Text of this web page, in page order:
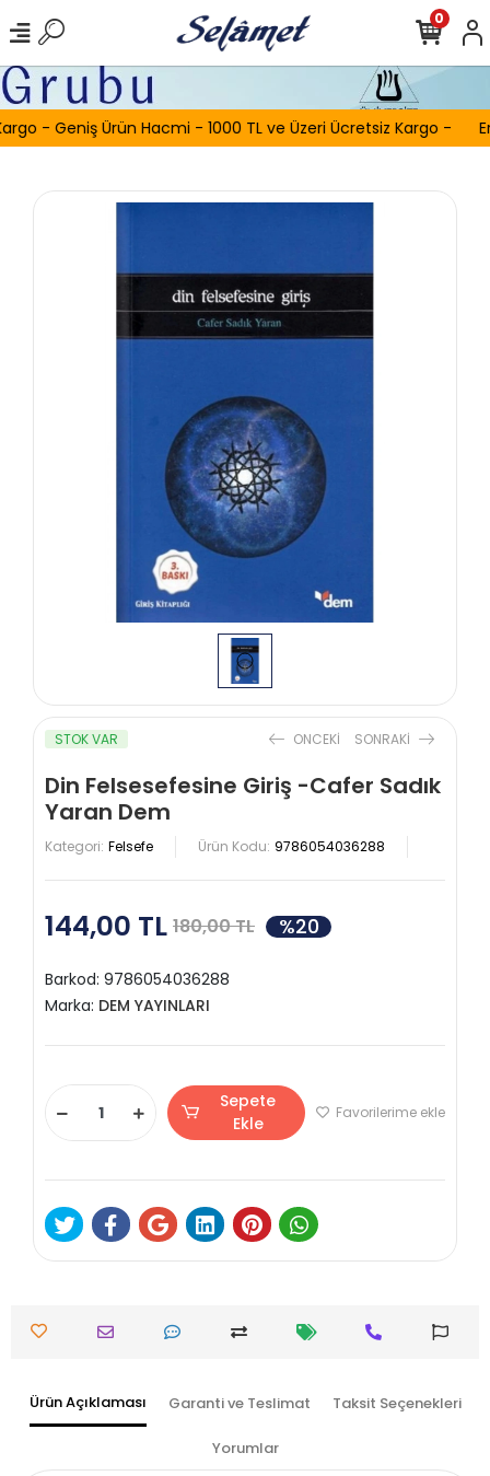
- Geniş Ürün Hacmi - 1000 TL ve Üzeri Ücretsiz Kargo -
0
STOK VAR ONCEKI SONRAKI
Din Felsesefesine Giriş -Cafer Sadık
Yaran Dem
Kategori: Felsefe Ürün Kodu: 9786054036288
144,00 TL 180,00 TL %20
Barkod: 9786054036288
Marka: DEM YAYINLARI
Sepete
Ekle
Favorilerime ekle
Ürün Açıklaması Garanti ve Teslimat Taksit Seçenekleri
Yorumlar